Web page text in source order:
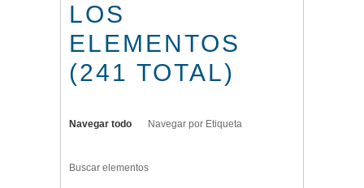
LOS
ELEMENTOS
(241 TOTAL)
Navegar todo Navegar por Etiqueta
Buscar elementos